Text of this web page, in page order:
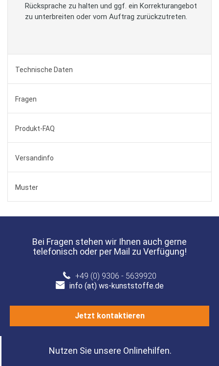
Rücksprache zu halten und ggf. ein Korrekturangebot
zu unterbreiten oder vom Auftrag zurückzutreten.
Technische Daten
Fragen
Produkt-FAQ
Versandinfo
Muster
Bei Fragen stehen wir Ihnen auch gerne
telefonisch oder per Mail zu Verfügung!
+49 (0) 9306 - 5639920
info (at) ws-kunststoffe.de
Jetzt kontaktieren
Nutzen Sie unsere Onlinehilfen.